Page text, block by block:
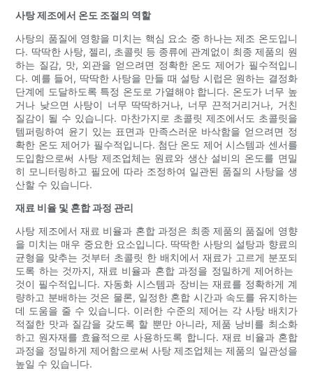
사탕 제조에서 온도 조절의 역할
사탕의 품질에 영향을 미치는 핵심 요소 중 하나는 제조 온도입니
다. 딱딱한 사탕, 젤리, 초콜릿 등 종류에 관계없이 최종 제품의 원
하는 질감, 맛, 외관을 얻으려면 정확한 온도 제어가 필수적입니
다. 예를 들어, 딱딱한 사탕을 만들 때 설탕 시럽은 원하는 결정화
단계에 도달하도록 특정 온도로 가열해야 합니다. 온도가 너무 높
거나 낮으면 사탕이 너무 딱딱하거나, 너무 끈적거리거나, 거친
질감이 될 수 있습니다. 마찬가지로 초콜릿 제조에서도 초콜릿을
템퍼링하여 윤기 있는 표면과 만족스러운 바삭함을 얻으려면 정
확한 온도 제어가 필수적입니다. 첨단 온도 제어 시스템과 센서를
도입함으로써 사탕 제조업체는 원료와 생산 설비의 온도를 면밀
히 모니터링하고 필요에 따라 조정하여 일관된 품질의 사탕을 생
산할 수 있습니다.
재료 비율 및 혼합 과정 관리
사탕 제조에서 재료 비율과 혼합 과정은 최종 제품의 품질에 영향
을 미치는 매우 중요한 요소입니다. 딱딱한 사탕의 설탕과 향료의
균형을 맞추는 것부터 초콜릿 한 배치에서 재료가 고르게 분포되
도록 하는 것까지, 재료 비율과 혼합 과정을 정밀하게 제어하는 ​​
것이 필수적입니다. 자동화 시스템과 장비는 재료를 정확하게 계
량하고 분배하는 것은 물론, 일정한 혼합 시간과 속도를 유지하는
데 도움을 줄 수 있습니다. 이러한 수준의 제어는 각 사탕 배치가
적절한 맛과 질감을 갖도록 할 뿐만 아니라, 제품 낭비를 최소화
하고 원자재를 효율적으로 사용하도록 합니다. 재료 비율과 혼합
과정을 정밀하게 제어함으로써 사탕 제조업체는 제품의 일관성을
높일 수 있습니다.